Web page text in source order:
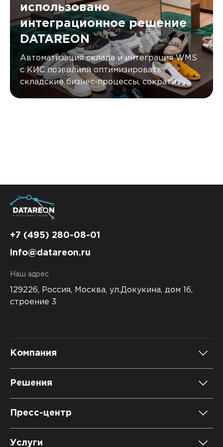
использовано
интеграционное решение
DATAREON
Автоматизация склада и интеграция WMS
c КИС позволили оптимизировать
складские бизнес-процессы, сократить
время обработки заказов и повысить
+7 (495) 280-08-01
info@datareon.ru
Наш адрес
129226, Россия, Москва, ул.Докукина, дом 16,
строение 3
Компания
О компании
Решения
DATAREON Platform
Пресс-центр
Новости
Услуги